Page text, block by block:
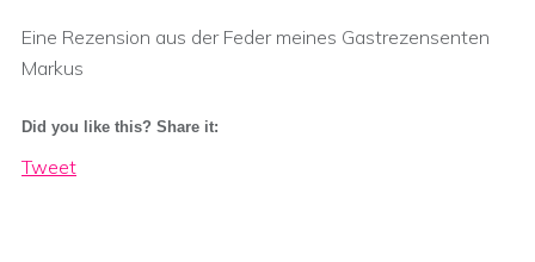
Eine Rezension aus der Feder meines Gastrezensenten
Markus
Did you like this? Share it:
Tweet